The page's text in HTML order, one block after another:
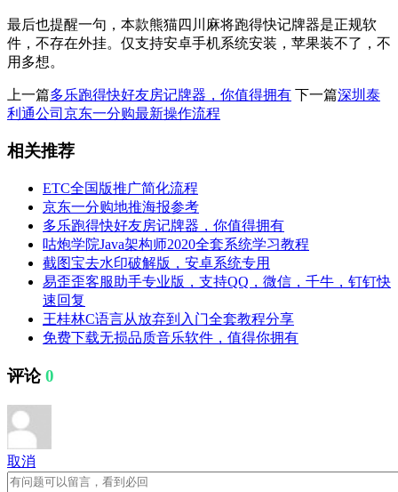
最后也提醒一句，本款熊猫四川麻将跑得快记牌器是正规软
件，不存在外挂。仅支持安卓手机系统安装，苹果装不了，不
用多想。
上一篇多乐跑得快好友房记牌器，你值得拥有 下一篇深圳泰
利通公司京东一分购最新操作流程
相关推荐
ETC全国版推广简化流程
京东一分购地推海报参考
多乐跑得快好友房记牌器，你值得拥有
咕炮学院Java架构师2020全套系统学习教程
截图宝去水印破解版，安卓系统专用
易歪歪客服助手专业版，支持QQ，微信，千牛，钉钉快
速回复
王桂林C语言从放弃到入门全套教程分享
免费下载无损品质音乐软件，值得你拥有
评论0
取消